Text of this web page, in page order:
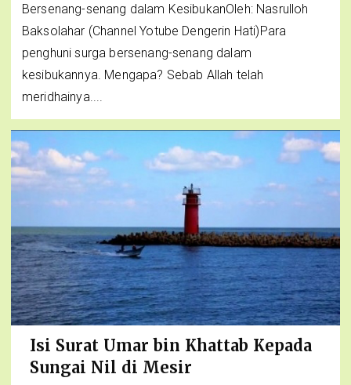
Bersenang-senang dalam KesibukanOleh: Nasrulloh
Baksolahar (Channel Yotube Dengerin Hati)Para
penghuni surga bersenang-senang dalam
kesibukannya. Mengapa? Sebab Allah telah
meridhainya....
Isi Surat Umar bin Khattab Kepada
Sungai Nil di Mesir